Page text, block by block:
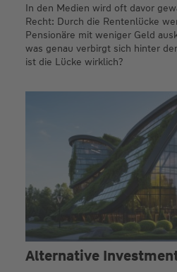
In den Medien wird oft davor
Recht: Durch die Rentenlücke
Pensionäre mit weniger Geld
was genau verbirgt sich hinter
ist die Lücke wirklich?
Alternative